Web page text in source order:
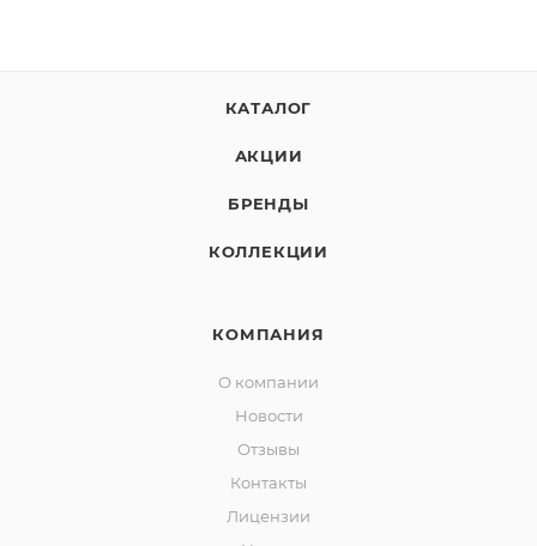
КАТАЛОГ
АКЦИИ
БРЕНДЫ
КОЛЛЕКЦИИ
КОМПАНИЯ
О компании
Новости
Отзывы
Контакты
Лицензии